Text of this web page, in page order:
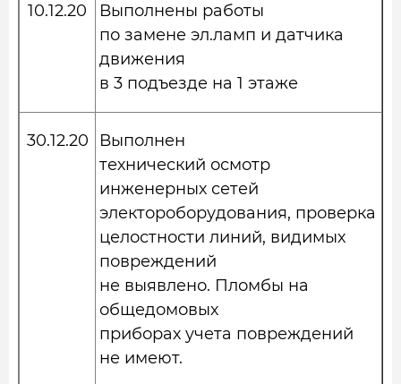
10.12.20
Выполнены работы
по замене эл.ламп и датчика
движения
в 3 подъезде на 1 этаже
30.12.20
Выполнен
технический осмотр
инженерных сетей
электороборудования, проверка
целостности линий, видимых
повреждений
не выявлено. Пломбы на
общедомовых
приборах учета повреждений
не имеют.